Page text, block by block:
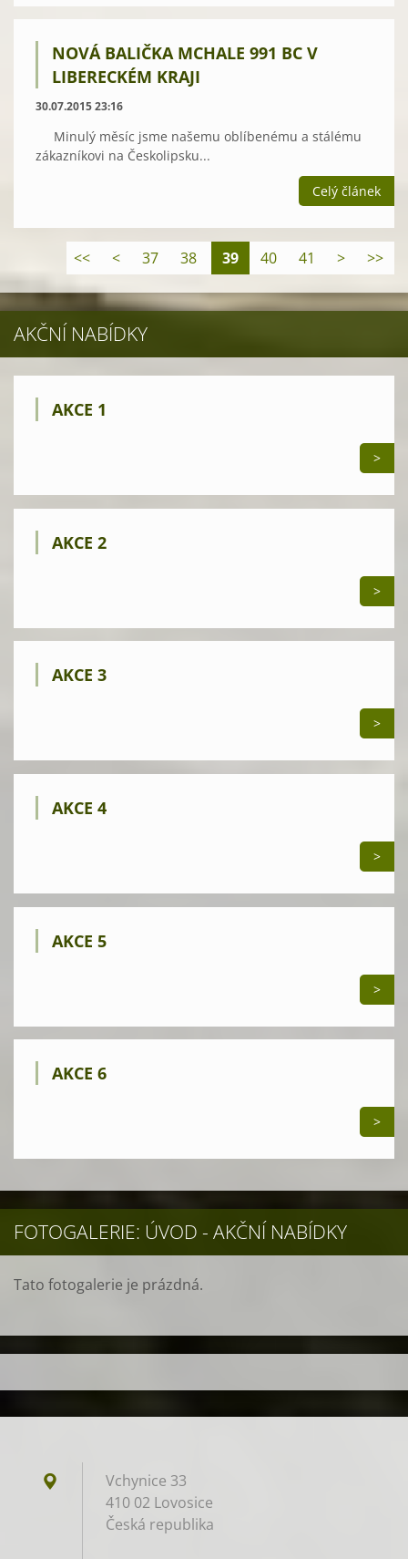
NOVÁ BALIČKA MCHALE 991 BC V
LIBERECKÉM KRAJI
30.07.2015 23:16
Minulý měsíc jsme našemu oblíbenému a stálému
zákazníkovi na Českolipsku...
Celý článek
<< < 37 38 39 40 41 > >>
AKČNÍ NABÍDKY
AKCE 1
>
AKCE 2
>
AKCE 3
>
AKCE 4
>
AKCE 5
>
AKCE 6
>
FOTOGALERIE: ÚVOD - AKČNÍ NABÍDKY
Tato fotogalerie je prázdná.
Vchynice 33
410 02 Lovosice
Česká republika